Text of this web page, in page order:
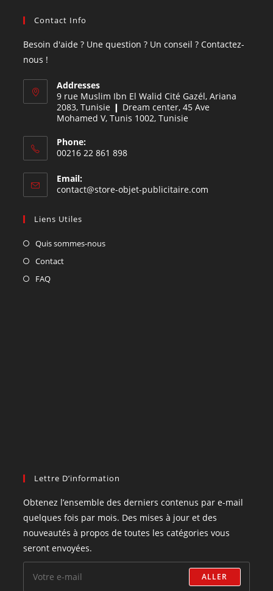
Contact Info
Besoin d'aide ? Une question ? Un conseil ? Contactez-
nous !
Addresses
9 rue Muslim Ibn El Walid Cité Gazél, Ariana
2083, Tunisie ❙ Dream center, 45 Ave
Mohamed V, Tunis 1002, Tunisie
Phone:
00216 22 861 898
Email:
contact@store-objet-publicitaire.com
Liens Utiles
Quis sommes-nous
Contact
FAQ
Lettre D’information
Obtenez l’ensemble des derniers contenus par e-mail
quelques fois par mois. Des mises à jour et des
nouveautés à propos de toutes les catégories vous
seront envoyées.
ALLER